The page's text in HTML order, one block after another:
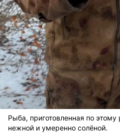
Рыба, приготовленная по этому
нежной и умеренно солёной.